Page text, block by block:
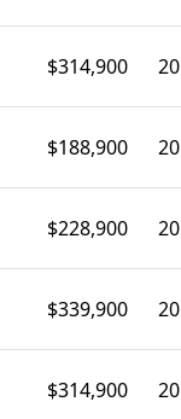
$314,900 20
$188,900 20
$228,900 20
$339,900 20
$314,900 20